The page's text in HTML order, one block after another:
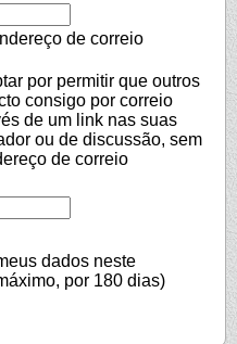
de correio
por permitir que outros
consigo por correio
de um link nas suas
ou de discussão, sem
de correio
dados neste
por 180 dias)